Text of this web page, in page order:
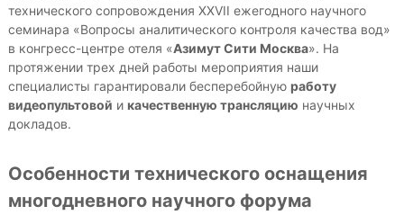
технического сопровождения XXVII ежегодного научного
семинара «Вопросы аналитического контроля качества вод»
в конгресс-центре отеля «Азимут Сити Москва». На
протяжении трех дней работы мероприятия наши
специалисты гарантировали бесперебойную работу
видеопультовой и качественную трансляцию научных
докладов.
Особенности технического оснащения
многодневного научного форума